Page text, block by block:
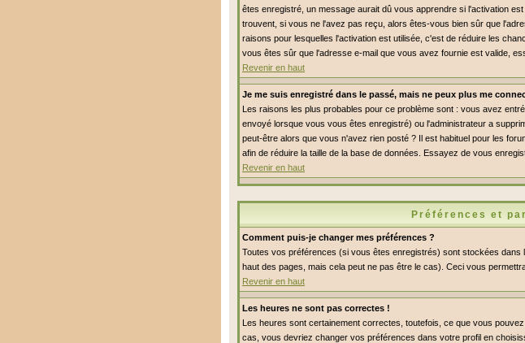
êtes enregistré, un message aurait dû vous apprendre si l'activation
trouvent, si vous ne l'avez pas reçu, alors êtes-vous bien sûr que
raisons pour lesquelles l'activation est utilisée, c'est de réduire les
vous êtes sûr que l'adresse e-mail que vous avez fournie est valide,
Revenir en haut
Je me suis enregistré dans le passé, mais ne peux plus me
Les raisons les plus probables pour ce problème sont : vous avez
envoyé lorsque vous vous êtes enregistré) ou l'administrateur a
peut-être alors que vous n'avez rien posté ? Il est habituel pour les
afin de réduire la taille de la base de données. Essayez de vous
Revenir en haut
Préférences et
Comment puis-je changer mes préférences ?
Toutes vos préférences (si vous êtes enregistrés) sont stockées dans
haut des pages, mais cela peut ne pas être le cas). Ceci vous
Revenir en haut
Les heures ne sont pas correctes !
Les heures sont certainement correctes, toutefois, ce que vous
cas, vous devriez changer vos préférences dans votre profil en